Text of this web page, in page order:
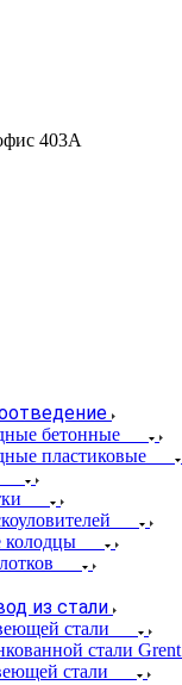
403А
бетонные
пластиковые
из стали
стали
стали Grent
стали